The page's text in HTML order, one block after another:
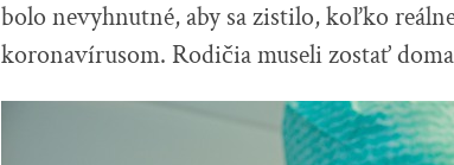
bolo nevyhnutné, aby sa zistilo, koľko
koronavírusom. Rodičia museli zostať